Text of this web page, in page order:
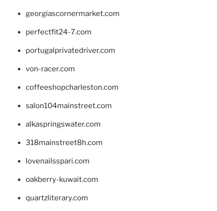
georgiascornermarket.com
perfectfit24-7.com
portugalprivatedriver.com
von-racer.com
coffeeshopcharleston.com
salon104mainstreet.com
alkaspringswater.com
318mainstreet8h.com
lovenailsspari.com
oakberry-kuwait.com
quartzliterary.com